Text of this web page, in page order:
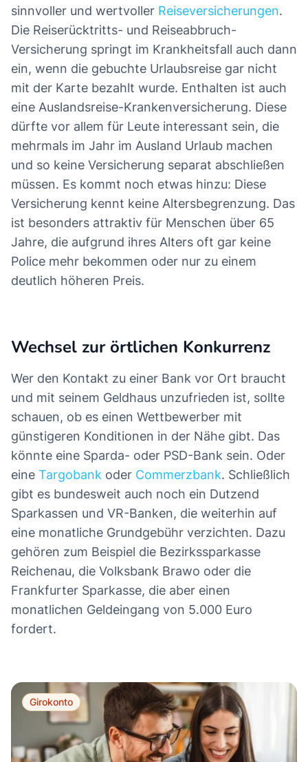
sinnvoller und wertvoller Reiseversicherungen.
Die Reiserücktritts- und Reiseabbruch-
Versicherung springt im Krankheitsfall auch dann
ein, wenn die gebuchte Urlaubsreise gar nicht
mit der Karte bezahlt wurde. Enthalten ist auch
eine Auslandsreise-Krankenversicherung. Diese
dürfte vor allem für Leute interessant sein, die
mehrmals im Jahr im Ausland Urlaub machen
und so keine Versicherung separat abschließen
müssen. Es kommt noch etwas hinzu: Diese
Versicherung kennt keine Altersbegrenzung. Das
ist besonders attraktiv für Menschen über 65
Jahre, die aufgrund ihres Alters oft gar keine
Police mehr bekommen oder nur zu einem
deutlich höheren Preis.
Wechsel zur örtlichen Konkurrenz
Wer den Kontakt zu einer Bank vor Ort braucht
und mit seinem Geldhaus unzufrieden ist, sollte
schauen, ob es einen Wettbewerber mit
günstigeren Konditionen in der Nähe gibt. Das
könnte eine Sparda- oder PSD-Bank sein. Oder
eine Targobank oder Commerzbank. Schließlich
gibt es bundesweit auch noch ein Dutzend
Sparkassen und VR-Banken, die weiterhin auf
eine monatliche Grundgebühr verzichten. Dazu
gehören zum Beispiel die Bezirkssparkasse
Reichenau, die Volksbank Brawo oder die
Frankfurter Sparkasse, die aber einen
monatlichen Geldeingang von 5.000 Euro
fordert.
Girokonto